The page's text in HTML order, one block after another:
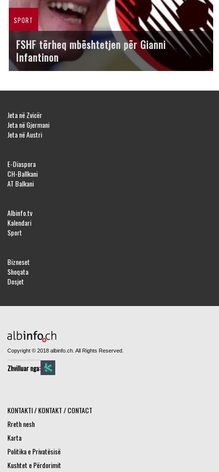
SPORT
FSHF tërheq mbështetjen për Gianni
Infantinon
Jeta në Zvicër
Jeta në Gjermani
Jeta në Austri
E-Diaspora
CH-Ballkani
AT Balkani
Albinfo.tv
Kalendari
Sport
Bizneset
Shoqata
Dosjet
Copyright © 2018 albinfo.ch. All Rights Reserved.
Zhvilluar nga:
KONTAKTI / KONTAKT / CONTACT
Rreth nesh
Karta
Politika e Privatësisë
Kushtet e Përdorimit